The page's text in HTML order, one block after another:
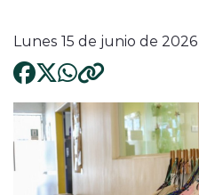
Lunes 15 de junio de 2026